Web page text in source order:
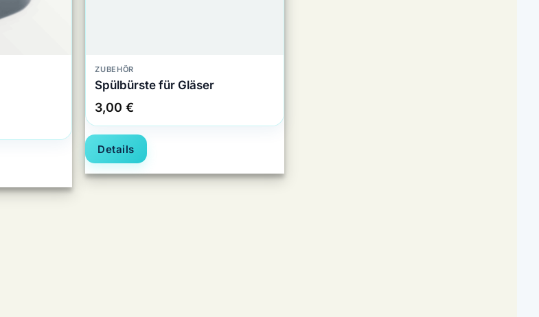
ZUBEHÖR
Spülbürste für Gläser
3,00€
Details